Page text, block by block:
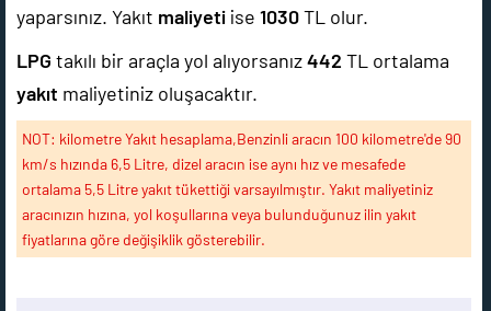
yaparsınız. Yakıt maliyeti ise 1030TL olur.
LPG takılı bir araçla yol alıyorsanız442 TL ortalama
yakıt maliyetiniz oluşacaktır.
NOT: kilometre Yakıt hesaplama,Benzinli aracın 100 kilometre'de 90
km/s hızında 6,5 Litre, dizel aracın ise aynı hız ve mesafede
ortalama 5,5 Litre yakıt tükettiği varsayılmıştır. Yakıt maliyetiniz
aracınızın hızına, yol koşullarına veya bulunduğunuz ilin yakıt
fiyatlarına göre değişiklik gösterebilir.